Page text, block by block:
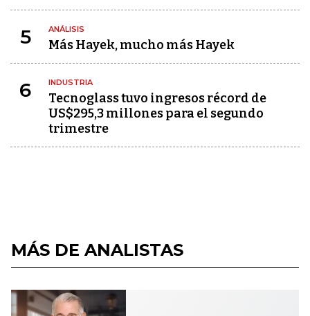
5 ANÁLISIS
Más Hayek, mucho más Hayek
6 INDUSTRIA
Tecnoglass tuvo ingresos récord de
US$295,3 millones para el segundo
trimestre
MÁS DE ANALISTAS